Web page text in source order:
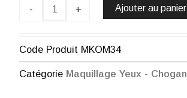
-
PEARL
CHOGAN
+ Ajouter au panier
Code Produit MKOM34
Catégorie Maquillage Yeux - Chogan